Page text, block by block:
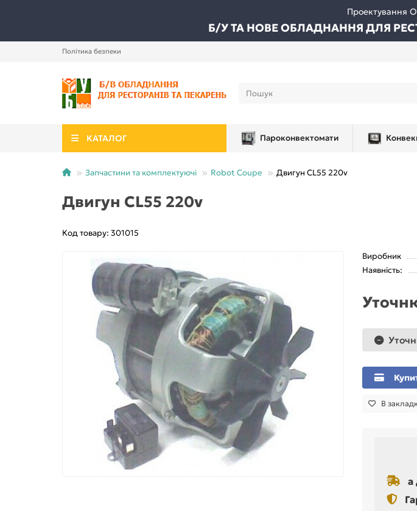
Проектування
Б/У ТА НОВЕ ОБЛАДНАННЯ ДЛЯ
Політика безпеки
КАТАЛОГ Пароконвектомати
Запчастини та комплектуючі Robot Coupe Двигун CL55 220v
Двигун CL55 220v
Код товару: 301015
Виробник
Наявність:
В
а